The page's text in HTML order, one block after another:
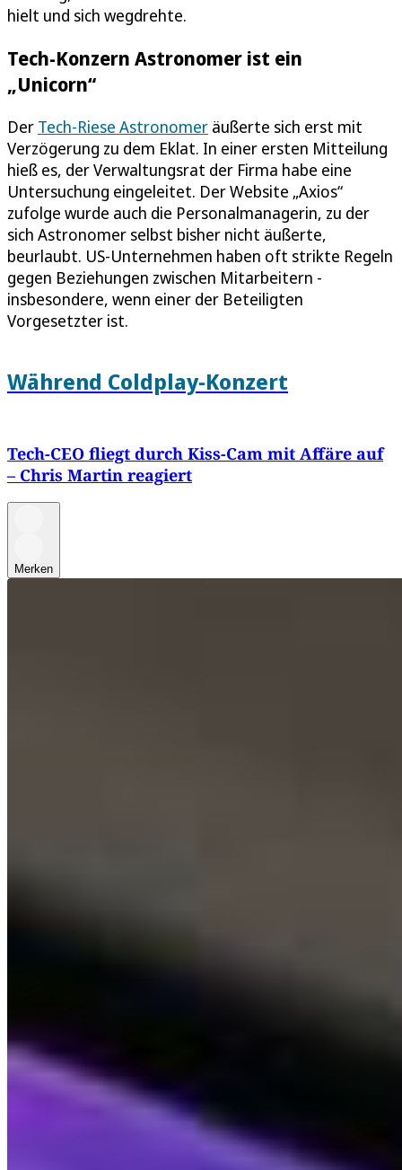
hielt und sich wegdrehte.
Tech-Konzern Astronomer ist ein
„Unicorn“
Der Tech-Riese Astronomer äußerte sich erst mit
Verzögerung zu dem Eklat. In einer ersten Mitteilung
hieß es, der Verwaltungsrat der Firma habe eine
Untersuchung eingeleitet. Der Website „Axios“
zufolge wurde auch die Personalmanagerin, zu der
sich Astronomer selbst bisher nicht äußerte,
beurlaubt. US-Unternehmen haben oft strikte Regeln
gegen Beziehungen zwischen Mitarbeitern -
insbesondere, wenn einer der Beteiligten
Vorgesetzter ist.
Während Coldplay-Konzert
Tech-CEO fliegt durch Kiss-Cam mit Affäre auf
– Chris Martin reagiert
Merken